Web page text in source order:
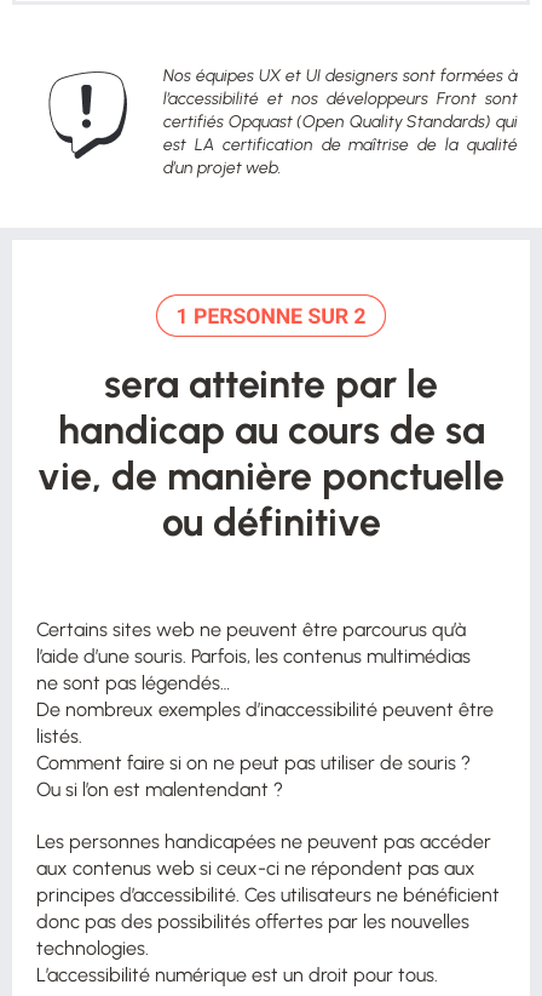
Nos équipes UX et UI designers sont formées à
l’accessibilité et nos développeurs Front sont
certifiés Opquast (Open Quality Standards) qui
est LA certification de maîtrise de la qualité
d’un projet web.
sera atteinte par le
handicap au cours de sa
vie, de manière ponctuelle
ou définitive
Certains sites web ne peuvent être parcourus qu’à
l’aide d’une souris. Parfois, les contenus multimédias
ne sont pas légendés…
De nombreux exemples d’inaccessibilité peuvent être
listés.
Comment faire si on ne peut pas utiliser de souris ?
Ou si l’on est malentendant ?
Les personnes handicapées ne peuvent pas accéder
aux contenus web si ceux-ci ne répondent pas aux
principes d’accessibilité. Ces utilisateurs ne bénéficient
donc pas des possibilités offertes par les nouvelles
technologies.
L’accessibilité numérique est un droit pour tous.